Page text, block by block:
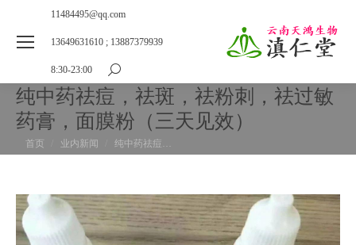
11484495@qq.com
13649631610 ; 13887379939
8:30-23:00
搜
索：
纯中药祛痘，祛斑，祛粉刺，祛过敏
药膏，面膜粉（三天见效）
您在这里：
首页 业内新闻 纯中药祛痘…